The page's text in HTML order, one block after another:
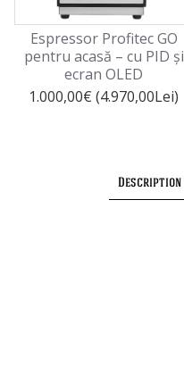
Espressor Profitec GO
pentru acasă – cu PID și
ecran OLED
1.000,00€ (4.970,00Lei)
Description